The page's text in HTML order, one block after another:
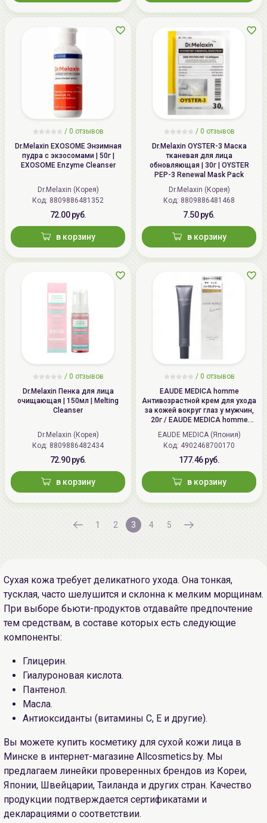
/ 0 отзывов
Dr.Melaxin EXOSOME Энзимная
пудра с экзосомами | 50г |
EXOSOME Enzyme Cleanser
Dr.Melaxin (Корея)
Код: 8809886481352
72.00 руб.
в корзину
/ 0 отзывов
Dr.Melaxin OYSTER-3 Маска
тканевая для лица
обновляющая | 30г | OYSTER
PEP-3 Renewal Mask Pack
Dr.Melaxin (Корея)
Код: 8809886481468
7.50 руб.
в корзину
/ 0 отзывов
Dr.Melaxin Пенка для лица
очищающая | 150мл | Melting
Cleanser
Dr.Melaxin (Корея)
Код: 8809886482434
72.90 руб.
в корзину
/ 0 отзывов
EAUDE MEDICA homme
Антивозрастной крем для ухода
за кожей вокруг глаз у мужчин,
20г / EAUDE MEDICA homme
Wrinkle Eye Cream
EAUDE MEDICA (Япония)
Код: 4902468700170
177.46 руб.
в корзину
1 2 3 4 5
Сухая кожа требует деликатного ухода. Она тонкая,
тусклая, часто шелушится и склонна к мелким морщинам.
При выборе бьюти-продуктов отдавайте предпочтение
тем средствам, в составе которых есть следующие
компоненты:
Глицерин.
Гиалуроновая кислота.
Пантенол.
Масла.
Антиоксиданты (витамины C, E и другие).
Вы можете купить косметику для сухой кожи лица в
Минске в интернет-магазине Allcosmetics.by. Мы
предлагаем линейки проверенных брендов из Кореи,
Японии, Швейцарии, Таиланда и других стран. Качество
продукции подтверждается сертификатами и
декларациями о соответствии.